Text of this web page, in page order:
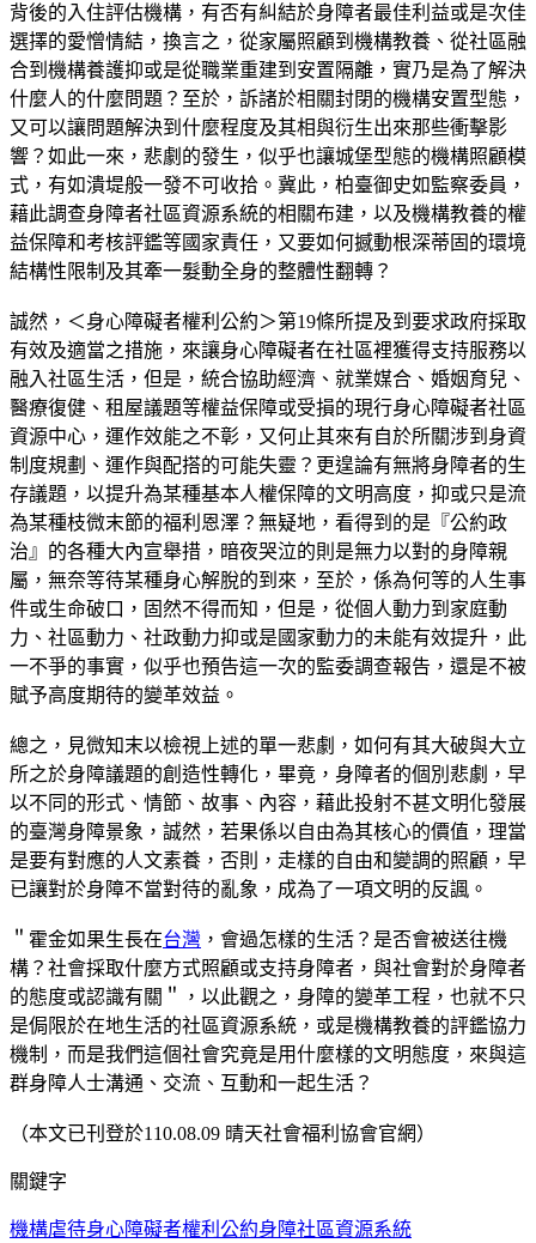
背後的入住評估機構，有否有糾結於身障者最佳利益或是次佳
選擇的愛憎情結，換言之，從家屬照顧到機構教養、從社區融
合到機構養護抑或是從職業重建到安置隔離，實乃是為了解決
什麼人的什麼問題？至於，訴諸於相關封閉的機構安置型態，
又可以讓問題解決到什麼程度及其相與衍生出來那些衝擊影
響？如此一來，悲劇的發生，似乎也讓城堡型態的機構照顧模
式，有如潰堤般一發不可收拾。冀此，柏臺御史如監察委員，
藉此調查身障者社區資源系統的相關布建，以及機構教養的權
益保障和考核評鑑等國家責任，又要如何撼動根深蒂固的環境
結構性限制及其牽一髮動全身的整體性翻轉？
誠然，＜身心障礙者權利公約＞第19條所提及到要求政府採取
有效及適當之措施，來讓身心障礙者在社區裡獲得支持服務以
融入社區生活，但是，統合協助經濟、就業媒合、婚姻育兒、
醫療復健、租屋議題等權益保障或受損的現行身心障礙者社區
資源中心，運作效能之不彰，又何止其來有自於所關涉到身資
制度規劃、運作與配搭的可能失靈？更遑論有無將身障者的生
存議題，以提升為某種基本人權保障的文明高度，抑或只是流
為某種枝微末節的福利恩澤？無疑地，看得到的是『公約政
治』的各種大內宣舉措，暗夜哭泣的則是無力以對的身障親
屬，無奈等待某種身心解脫的到來，至於，係為何等的人生事
件或生命破口，固然不得而知，但是，從個人動力到家庭動
力、社區動力、社政動力抑或是國家動力的未能有效提升，此
一不爭的事實，似乎也預告這一次的監委調查報告，還是不被
賦予高度期待的變革效益。
總之，見微知末以檢視上述的單一悲劇，如何有其大破與大立
所之於身障議題的創造性轉化，畢竟，身障者的個別悲劇，早
以不同的形式、情節、故事、內容，藉此投射不甚文明化發展
的臺灣身障景象，誠然，若果係以自由為其核心的價值，理當
是要有對應的人文素養，否則，走樣的自由和變調的照顧，早
已讓對於身障不當對待的亂象，成為了一項文明的反諷。
＂霍金如果生長在台灣 ，會過怎樣的生活？是否會被送往機
構？社會採取什麼方式照顧或支持身障者，與社會對於身障者
的態度或認識有關＂，以此觀之，身障的變革工程，也就不只
是侷限於在地生活的社區資源系統，或是機構教養的評鑑協力
機制，而是我們這個社會究竟是用什麼樣的文明態度，來與這
群身障人士溝通、交流、互動和一起生活？
（本文已刊登於110.08.09 晴天社會福利協會官網）
關鍵字
機構虐待身心障礙者權利公約身障社區資源系統